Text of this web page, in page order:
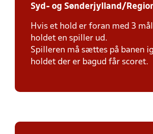
Syd- og Sønderjylland/
Hvis et hold er foran med 3
holdet en spiller ud.
Spilleren må sættes på banen
holdet der er bagud får scoret.